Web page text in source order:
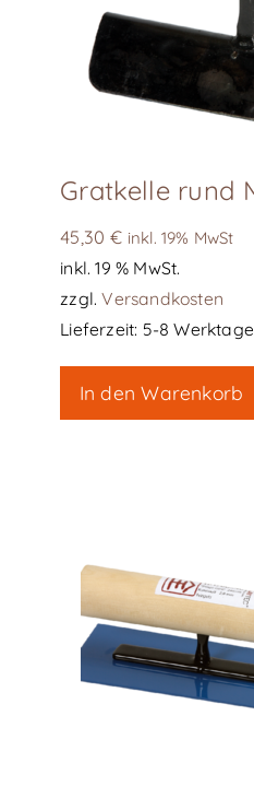
45,30€ inkl. 19% MwSt
inkl. 19 % MwSt.
zzgl.Versandkosten
Lieferzeit: 5-8 Werktage
In den Warenkorb